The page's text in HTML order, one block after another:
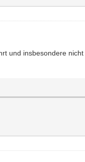
und insbesondere